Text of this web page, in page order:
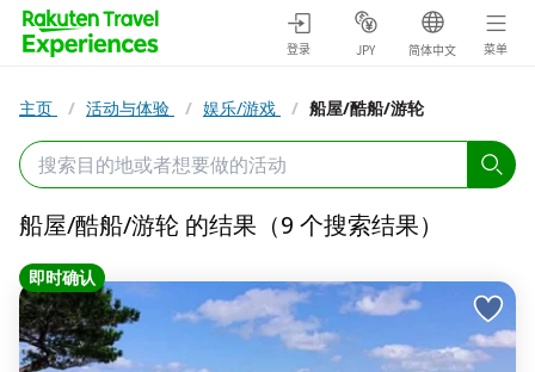
登录 JPY 简体中文 菜单
主页 / 活动与体验 / 娱乐/游戏 / 船屋/酷船/游轮
船屋/酷船/游轮 的结果（9 个搜索结果）
即时确认